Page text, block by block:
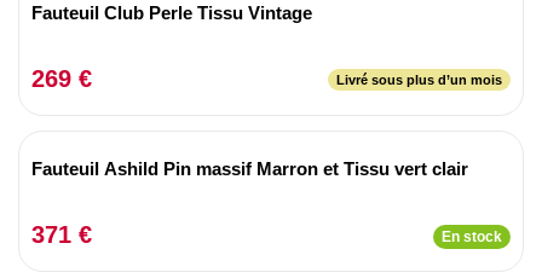
Fauteuil Club Perle Tissu Vintage
269 € Livré sous plus d’un mois
Fauteuil Ashild Pin massif Marron et Tissu vert clair
371 € En stock